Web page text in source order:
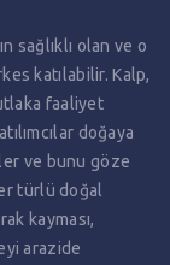
sağlıklı olan ve o
katılabilir. Kalp,
faaliyet
doğaya
ve bunu göze
türlü doğal
kayması,
arazide